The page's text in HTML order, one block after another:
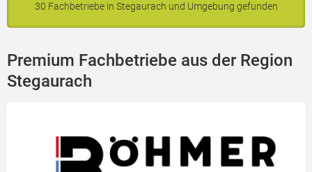
30 Fachbetriebe in Stegaurach und Umgebung gefunden
Premium Fachbetriebe aus der Region
Stegaurach